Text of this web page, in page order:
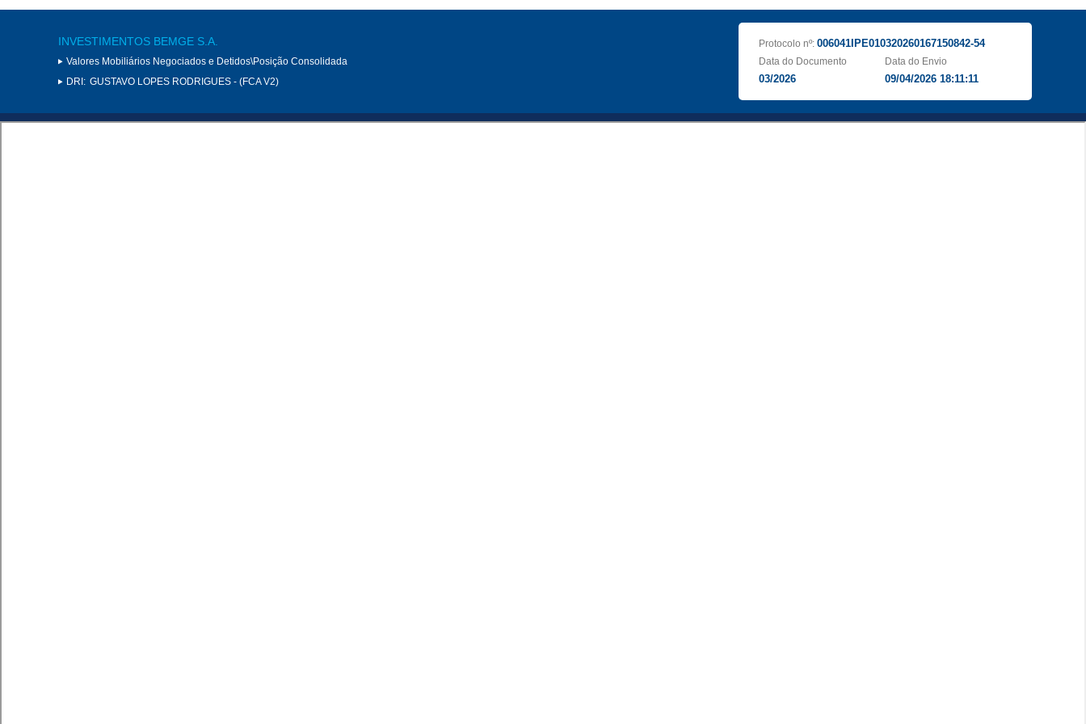
INVESTIMENTOS BEMGE S.A.
Valores Mobiliários Negociados e Detidos\Posição Consolidada
DRI: GUSTAVO LOPES RODRIGUES - (FCA V2)
Protocolo nº: 006041IPE010320260167150842-54
Data do Documento
03/2026
Data do Envio
09/04/2026 18:11:11